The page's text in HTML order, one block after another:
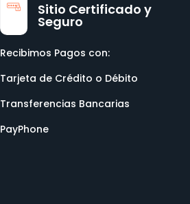
Sitio Certificado y
Seguro
Recibimos Pagos con:
Tarjeta de Crédito o Débito
Transferencias Bancarias
PayPhone